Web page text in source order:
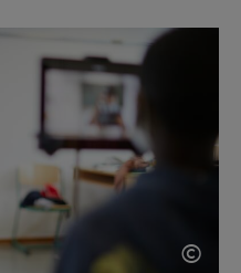
©